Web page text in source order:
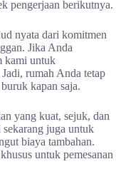
pengerjaan berikutnya.
nyata dari komitmen
Jika Anda
kami untuk
rumah Anda tetap
kapan saja.
yang kuat, sejuk, dan
juga untuk
biaya tambahan.
untuk pemesanan